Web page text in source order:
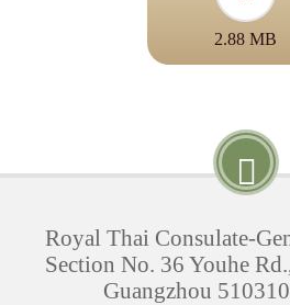
2.88 MB
Royal Thai Consulate-
Section No. 36 Youhe
Guangzhou